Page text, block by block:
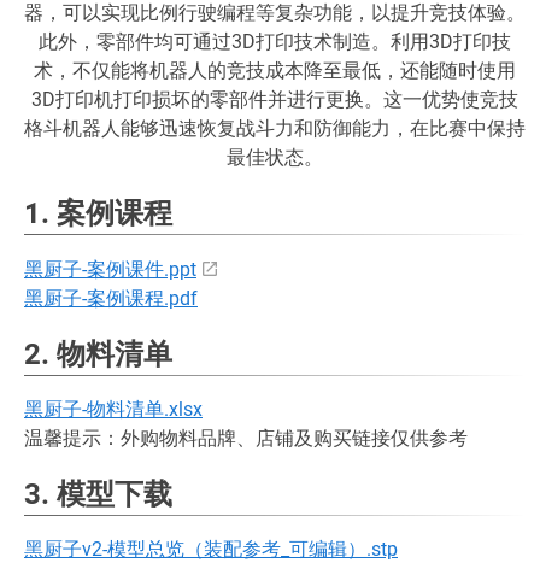
器，可以实现比例行驶编程等复杂功能，以提升竞技体验。
此外，零部件均可通过3D打印技术制造。利用3D打印技
术，不仅能将机器人的竞技成本降至最低，还能随时使用
3D打印机打印损坏的零部件并进行更换。这一优势使竞技
格斗机器人能够迅速恢复战斗力和防御能力，在比赛中保持
最佳状态。
1. 案例课程
黑厨子-案例课件.ppt
黑厨子-案例课程.pdf
2. 物料清单
黑厨子-物料清单.xlsx
温馨提示：外购物料品牌、店铺及购买链接仅供参考
3. 模型下载
黑厨子v2-模型总览（装配参考_可编辑）.stp